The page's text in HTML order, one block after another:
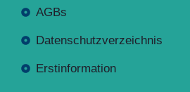
AGBs
Datenschutzverzeichnis
Erstinformation